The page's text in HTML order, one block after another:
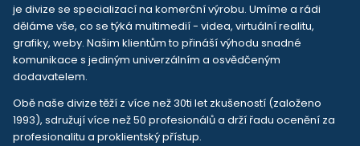
je divize se specializací na komerční výrobu. Umíme a rádi
děláme vše, co se týká multimedií - videa, virtuální realitu,
grafiky, weby. Našim klientům to přináší výhodu snadné
komunikace s jediným univerzálním a osvědčeným
dodavatelem.
Obě naše divize těží z více než 30ti let zkušeností (založeno
1993), sdružují více než 50 profesionálů a drží řadu ocenění za
profesionalitu a proklientský přístup.